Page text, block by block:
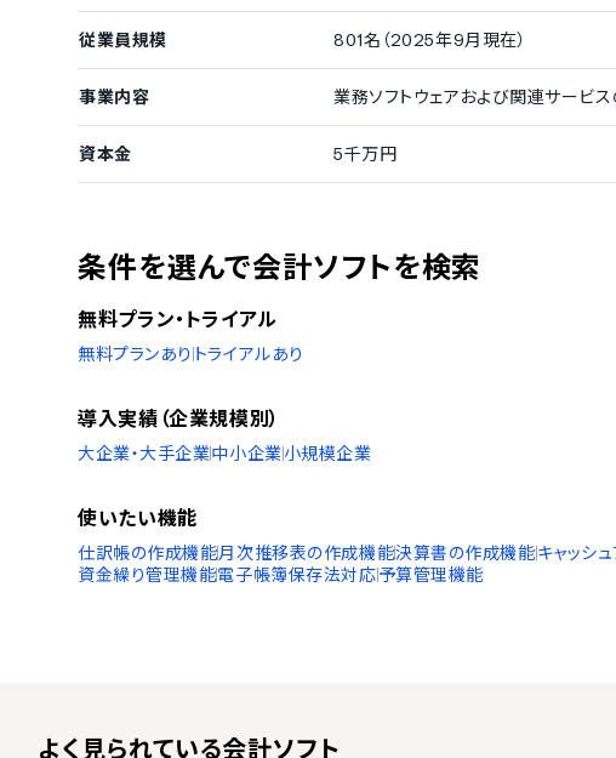
従業員規模 801名（2025年9月現在）
事業内容 業務ソフトウェアおよび関連サービス
資本金 5千万円
条件を選んで会計ソフトを検索
無料プラン・トライアル
無料プランあり トライアルあり
導入実績（企業規模別）
大企業・大手企業中小企業小規模企業
使いたい機能
仕訳帳の作成機能月次推移表の作成機能決算書の作成機能キャッシ
資金繰り管理機能電子帳簿保存法対応予算管理機能
よく見られている会計ソフト